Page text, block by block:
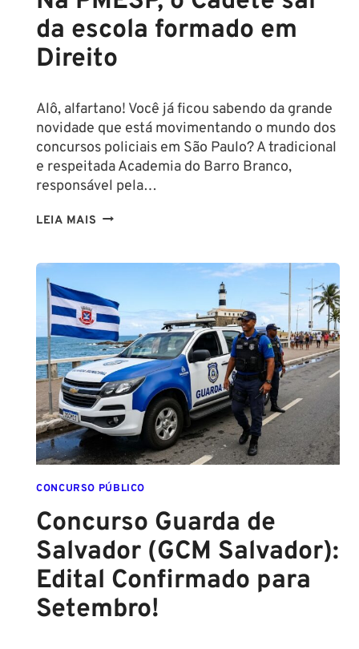
da escola formado em
Direito
Alô, alfartano! Você já ficou sabendo da grande
novidade que está movimentando o mundo dos
concursos policiais em São Paulo? A tradicional
e respeitada Academia do Barro Branco,
responsável pela…
LEIA MAIS NA
SAI
DA
ESCOLA
FORMADO
EM
DIREITO
CONCURSO PÚBLICO
Concurso Guarda de
Salvador (GCM Salvador):
Edital Confirmado para
Setembro!